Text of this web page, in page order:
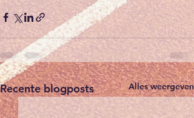
Recente blogposts Alles weergeven